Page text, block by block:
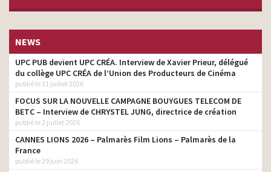
NEWS
UPC PUB devient UPC CRÉA. Interview de Xavier Prieur, délégué
du collège UPC CRÉA de l’Union des Producteurs de Cinéma
publié le 21 juillet 2026
FOCUS SUR LA NOUVELLE CAMPAGNE BOUYGUES TELECOM DE
BETC – Interview de CHRYSTEL JUNG, directrice de création
publié le 2 juillet 2026
CANNES LIONS 2026 – Palmarès Film Lions – Palmarès de la
France
publié le 29 juin 2026